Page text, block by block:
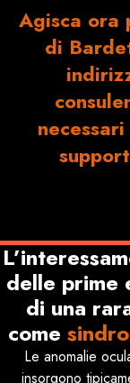
Agisca ora
di
delle prime
di una
come
Le anomalie
insorgono